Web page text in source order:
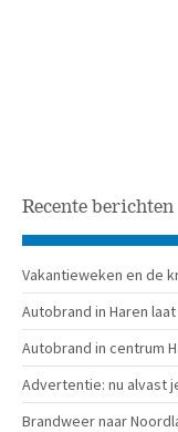
Recente berichten
Vakantieweken en de
Autobrand in Haren
Autobrand in centrum
Advertentie: nu alvast
Brandweer naar